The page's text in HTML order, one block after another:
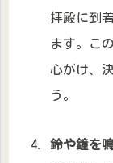
拝殿に到
ます。こ
心がけ、
う。
鈴や鐘を